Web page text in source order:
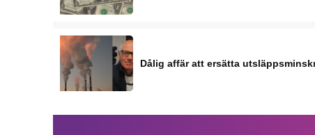
Dålig affär att ersätta